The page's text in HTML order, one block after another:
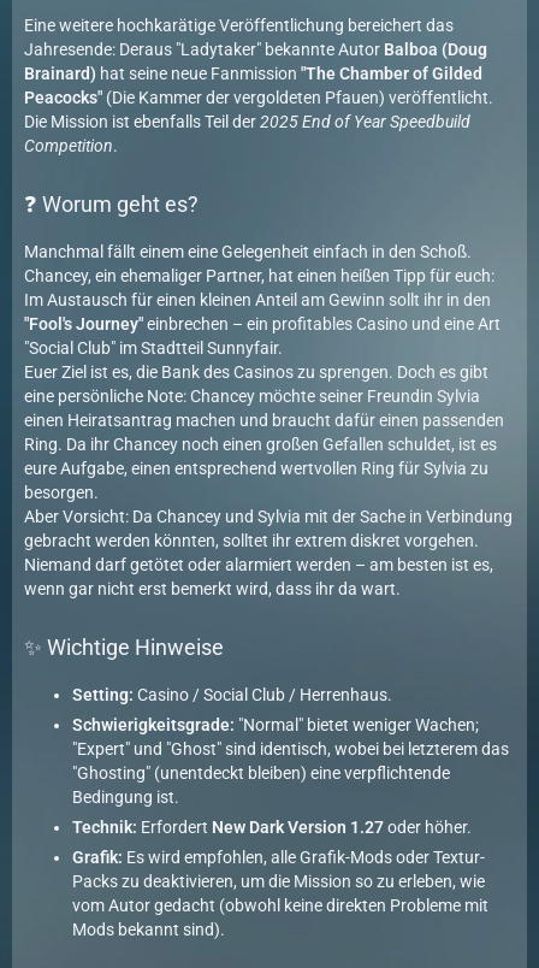
Eine weitere hochkarätige Veröffentlichung bereichert das
Jahresende: Deraus "Ladytaker" bekannte Autor Balboa (Doug
Brainard) hat seine neue Fanmission "The Chamber of Gilded
Peacocks" (Die Kammer der vergoldeten Pfauen) veröffentlicht.
Die Mission ist ebenfalls Teil der2025 End of Year Speedbuild
Competition.
❓ Worum geht es?
Manchmal fällt einem eine Gelegenheit einfach in den Schoß.
Chancey, ein ehemaliger Partner, hat einen heißen Tipp für euch:
Im Austausch für einen kleinen Anteil am Gewinn sollt ihr in den
"Fool's Journey"einbrechen – ein profitables Casino und eine Art
"Social Club" im Stadtteil Sunnyfair.
Euer Ziel ist es, die Bank des Casinos zu sprengen. Doch es gibt
eine persönliche Note: Chancey möchte seiner Freundin Sylvia
einen Heiratsantrag machen und braucht dafür einen passenden
Ring. Da ihr Chancey noch einen großen Gefallen schuldet, ist es
eure Aufgabe, einen entsprechend wertvollen Ring für Sylvia zu
besorgen.
Aber Vorsicht: Da Chancey und Sylvia mit der Sache in Verbindung
gebracht werden könnten, solltet ihr extrem diskret vorgehen.
Niemand darf getötet oder alarmiert werden – am besten ist es,
wenn gar nicht erst bemerkt wird, dass ihr da wart.
✨ Wichtige Hinweise
Setting: Casino / Social Club / Herrenhaus.
Schwierigkeitsgrade: "Normal" bietet weniger Wachen;
"Expert" und "Ghost" sind identisch, wobei bei letzterem das
"Ghosting" (unentdeckt bleiben) eine verpflichtende
Bedingung ist.
Technik: Erfordert New Dark Version 1.27oder höher.
Grafik: Es wird empfohlen, alle Grafik-Mods oder Textur-
Packs zu deaktivieren, um die Mission so zu erleben, wie
vom Autor gedacht (obwohl keine direkten Probleme mit
Mods bekannt sind).